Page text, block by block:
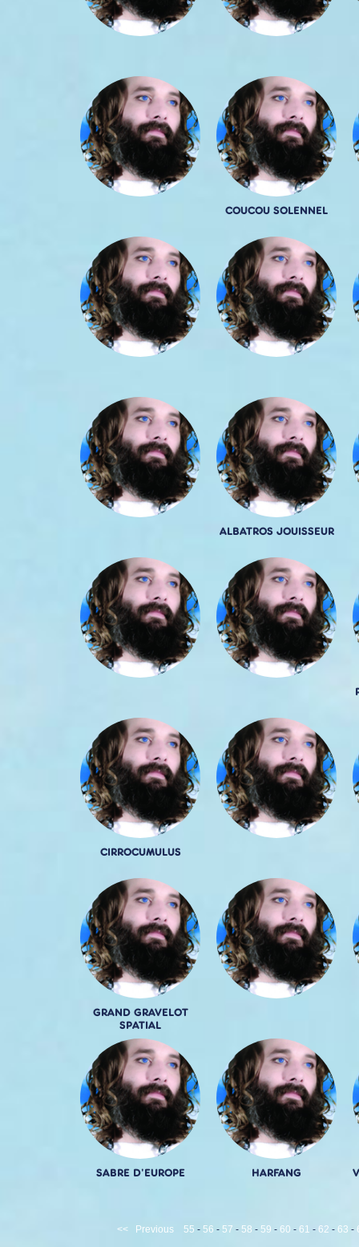
COUCOU SOLENNEL
ALBATROS JOUISSEUR
CIRROCUMULUS
GRAND GRAVELOT
SPATIAL
SABRE D'EUROPE HARFANG
<< Previous 55 - 56 - 57 - 58 - 59 - 60 - 61 - 62 - 63 -